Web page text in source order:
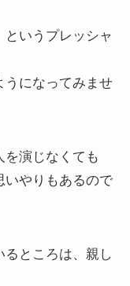
いうプレッシャ
うになってみませ
を演じなくても
いやりもあるので
ところは、親し